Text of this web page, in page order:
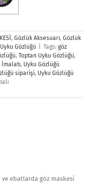
, Gözlük Aksesuarı, Gözlük
Uyku Gözlüğü Tags: göz
, Toptan Uyku Gözlüğü,
İmalatı, Uyku Gözlüğü
siparişi, Uyku Gözlüğü
ebatlarda göz maskesi